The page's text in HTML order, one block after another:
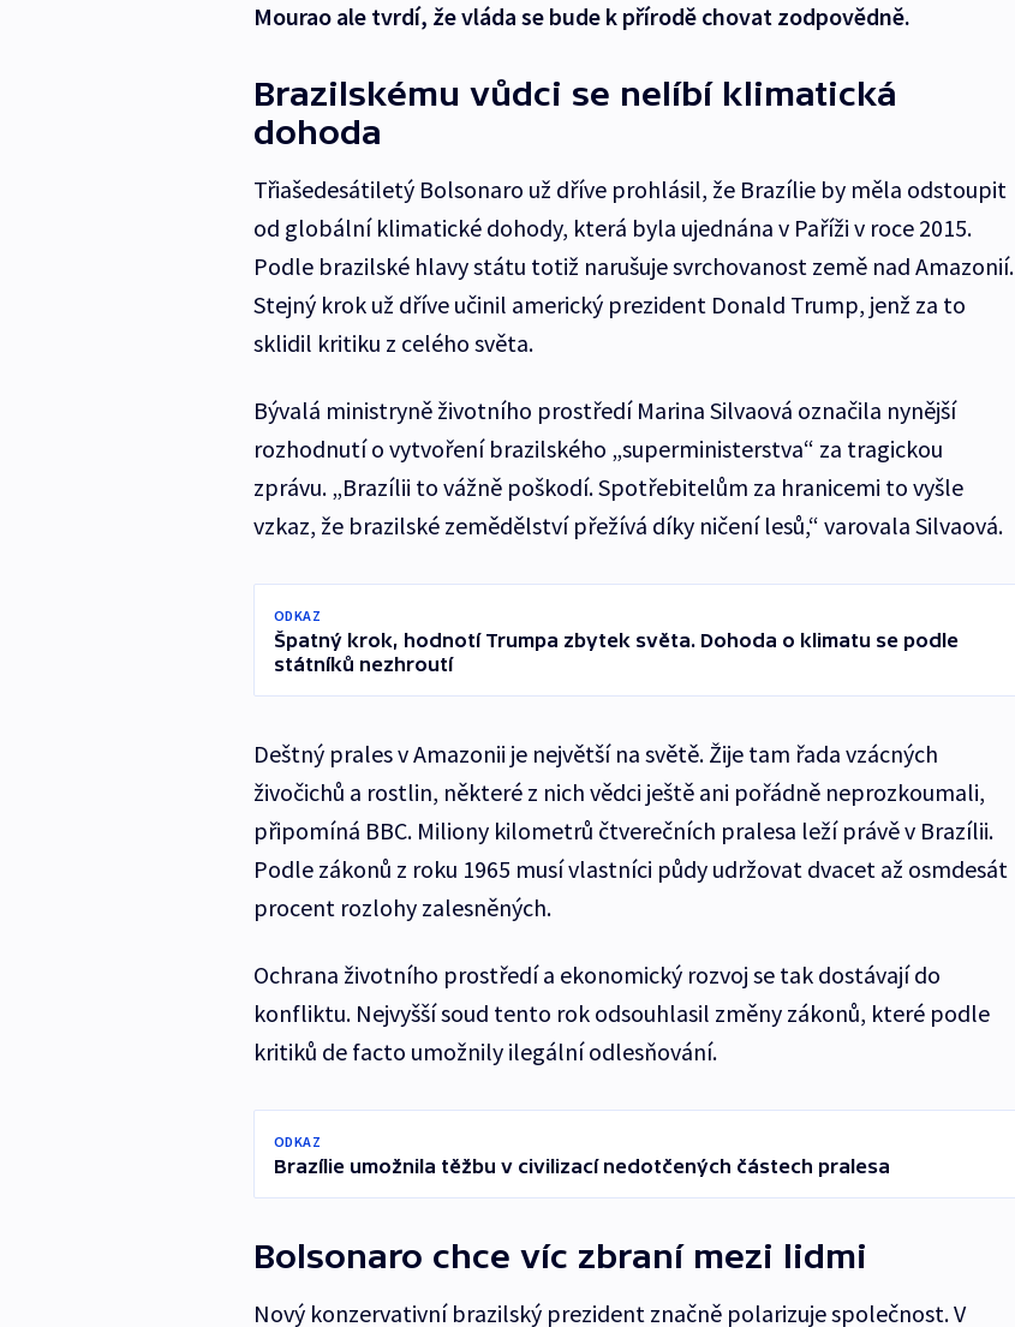
Mourao ale tvrdí, že vláda se bude k přírodě chovat zodpovědně.
Brazilskému vůdci se nelíbí klimatická
dohoda
Třiašedesátiletý Bolsonaro už dříve prohlásil, že Brazílie by měla odstoupit
od globální klimatické dohody, která byla ujednána v Paříži v roce 2015.
Podle brazilské hlavy státu totiž narušuje svrchovanost země nad Amazonií.
Stejný krok už dříve učinil americký prezident Donald Trump, jenž za to
sklidil kritiku z celého světa.
Bývalá ministryně životního prostředí Marina Silvaová označila nynější
rozhodnutí o vytvoření brazilského „superministerstva“ za tragickou
zprávu. „Brazílii to vážně poškodí. Spotřebitelům za hranicemi to vyšle
vzkaz, že brazilské zemědělství přežívá díky ničení lesů,“ varovala Silvaová.
ODKAZ
Špatný krok, hodnotí Trumpa zbytek světa. Dohoda o klimatu se podle
státníků nezhroutí
Deštný prales v Amazonii je největší na světě. Žije tam řada vzácných
živočichů a rostlin, některé z nich vědci ještě ani pořádně neprozkoumali,
připomíná BBC. Miliony kilometrů čtverečních pralesa leží právě v Brazílii.
Podle zákonů z roku 1965 musí vlastníci půdy udržovat dvacet až osmdesát
procent rozlohy zalesněných.
Ochrana životního prostředí a ekonomický rozvoj se tak dostávají do
konfliktu. Nejvyšší soud tento rok odsouhlasil změny zákonů, které podle
kritiků de facto umožnily ilegální odlesňování.
ODKAZ
Brazílie umožnila těžbu v civilizací nedotčených částech pralesa
Bolsonaro chce víc zbraní mezi lidmi
Nový konzervativní brazilský prezident značně polarizuje společnost. V